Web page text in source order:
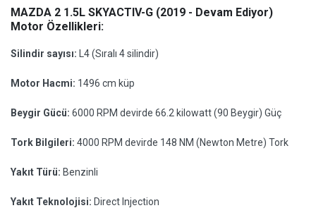
MAZDA 2 1.5L SKYACTIV-G (2019 - Devam Ediyor)
Motor Özellikleri:
Silindir sayısı: L4 (Sıralı 4 silindir)
Motor Hacmi: 1496 cm küp
Beygir Gücü: 6000 RPM devirde 66.2 kilowatt (90 Beygir) Güç
Tork Bilgileri: 4000 RPM devirde 148 NM (Newton Metre) Tork
Yakıt Türü: Benzinli
Yakıt Teknolojisi: Direct Injection